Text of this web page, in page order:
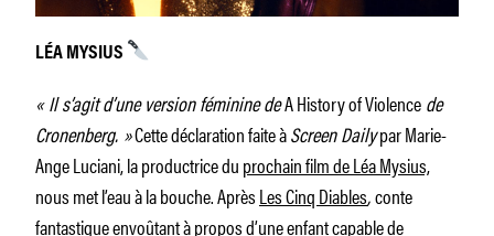
LÉA MYSIUS
« Il s’agit d’une version féminine deA History of Violencede
Cronenberg. »Cette déclaration faite àScreen Dailypar Marie-
Ange Luciani, la productrice duprochain film de Léa Mysius,
nous met l’eau à la bouche. AprèsLes Cinq Diables,conte
fantastique envoûtant à propos d’une enfant capable de